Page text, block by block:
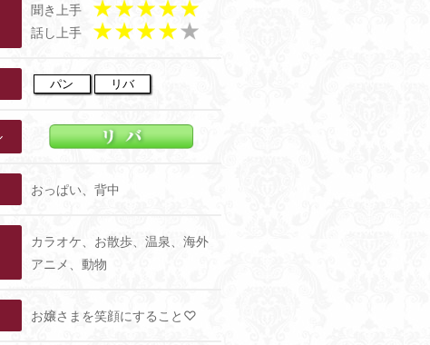
聞き上手
話し上手
パン リバ
おっぱい、背中
カラオケ、お散歩、温泉、海外
アニメ、動物
お嬢さまを笑顔にすること♡